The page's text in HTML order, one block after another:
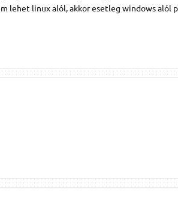
lehet linux alól, akkor esetleg windows alól